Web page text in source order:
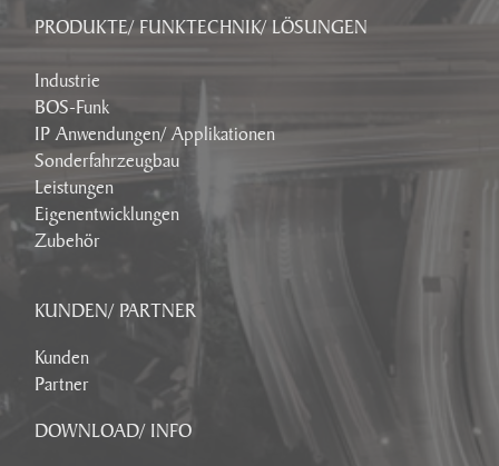
PRODUKTE/ FUNKTECHNIK/ LÖSUNGEN
Industrie
BOS-Funk
IP Anwendungen/ Applikationen
Sonderfahrzeugbau
Leistungen
Eigenentwicklungen
Zubehör
KUNDEN/ PARTNER
Kunden
Partner
DOWNLOAD/ INFO